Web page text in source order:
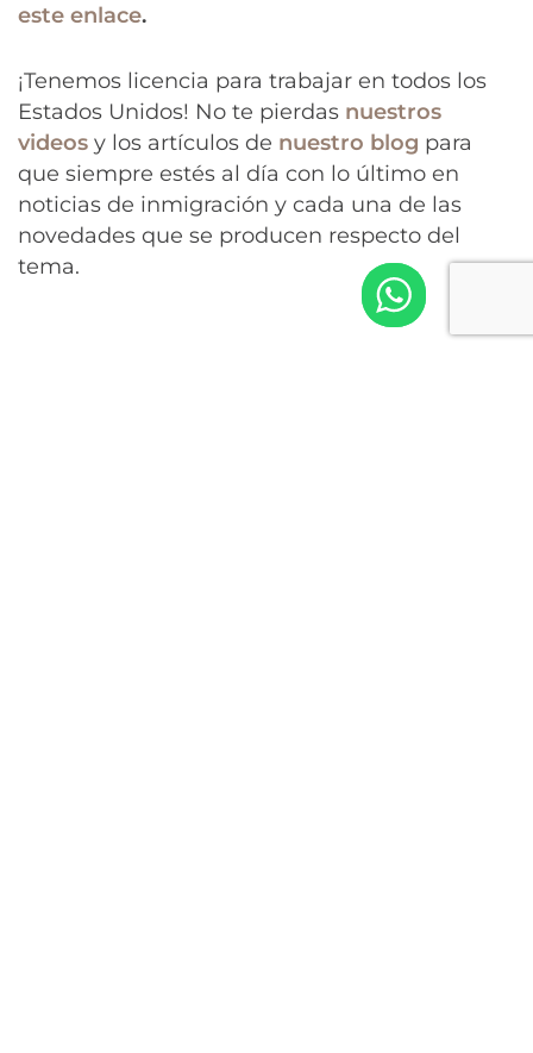
este enlace.
¡Tenemos licencia para trabajar en todos los
Estados Unidos! No te pierdas nuestros
videos y los artículos de nuestro blog para
que siempre estés al día con lo último en
noticias de inmigración y cada una de las
novedades que se producen respecto del
tema.